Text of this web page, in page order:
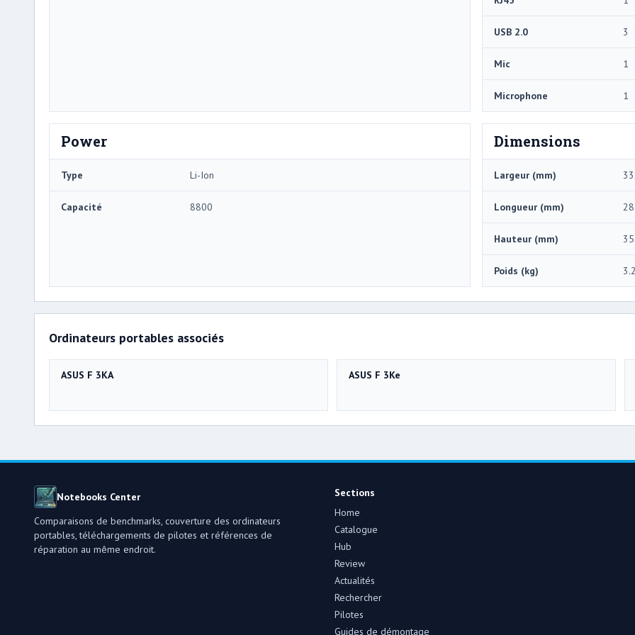
USB 2.0 3
Mic 1
Microphone 1
Power
Type Li-Ion
Capacité 8800
Dimensions
Largeur (mm)
Longueur (mm)
Hauteur (mm) 35
Poids (kg)
Ordinateurs portables associés
ASUS F 3KA ASUS F 3Ke
Notebooks Center
Comparaisons de benchmarks, couverture des ordinateurs
portables, téléchargements de pilotes et références de
réparation au même endroit.
Sections
Home
Catalogue
Hub
Review
Actualités
Rechercher
Pilotes
Guides de démontage